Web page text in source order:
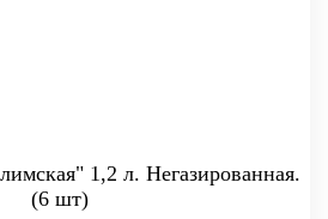
1,2 л. Негазированная.
(6 шт)